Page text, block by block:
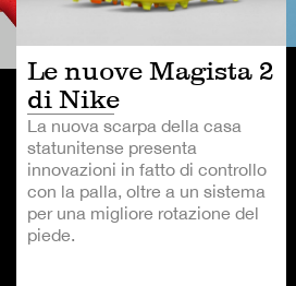
Le nuove Magista 2
di Nike
La nuova scarpa della casa
statunitense presenta
innovazioni in fatto di controllo
con la palla, oltre a un sistema
per una migliore rotazione del
piede.